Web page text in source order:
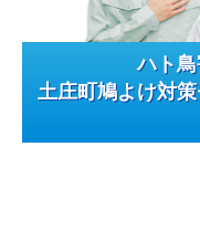
ハト
土庄町鳩よけ対